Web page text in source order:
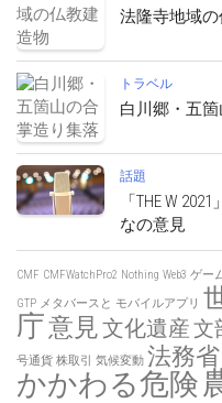
法隆寺地域
トラベル
白川郷・五
話題
「THE W
なの意見
CMF CMFWatchPro2 Nothing Web3 ゲー
GTP メタバースと モバイルアプリ
庁意見文化遺産文
号通貨 株取引 気候変動 法務省
かかわる危険